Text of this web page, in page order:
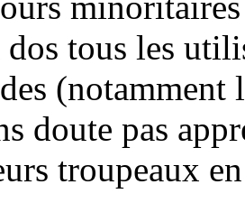
dos tous les
(notamment
doute pas
troupeaux